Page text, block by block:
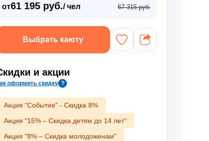
от61 195 руб./ чел 67 315 руб.
Выбрать каюту
и акции
оформить скидку ?
Акция "Событие" - Скидка 8%
Акция "15% – Скидка детям до 14 лет"
Акция "8% – Скидка молодоженам"